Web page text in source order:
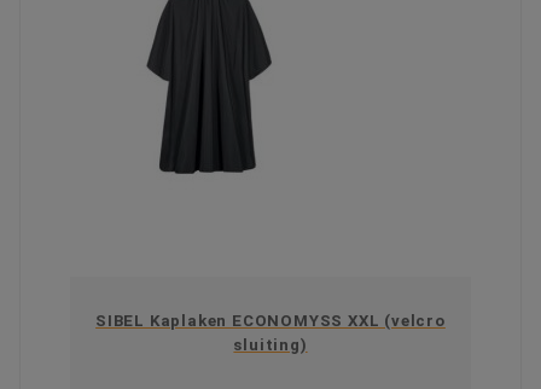
SIBEL Kaplaken ECONOMYSS XXL (velcro
sluiting)